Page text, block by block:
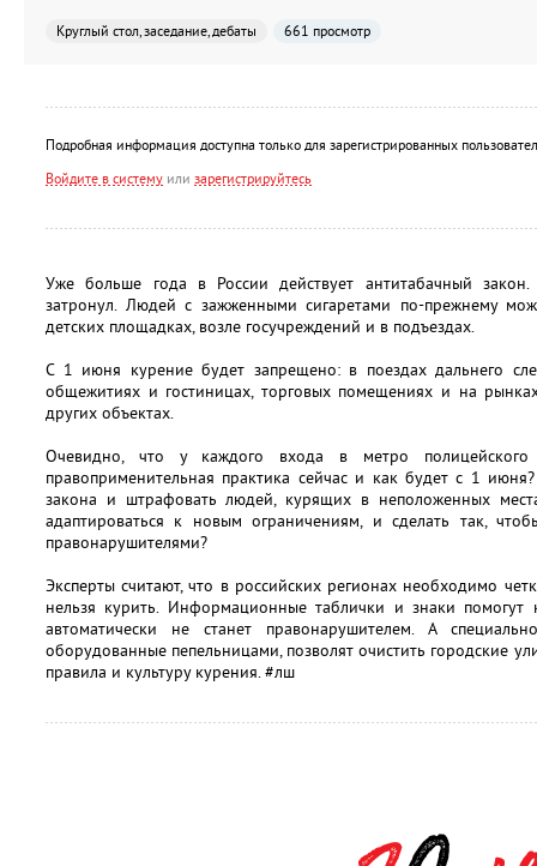
Круглый стол, заседание, дебаты 661 просмотр
Подробная информация доступна только для зарегистрированных
Войдите в систему или зарегистрируйтесь
Уже больше года в России действует антитабачный
затронул. Людей с зажженными сигаретами по-прежнему
детских площадках, возле госучреждений и в подъездах.
С 1 июня курение будет запрещено: в поездах дальнего
общежитиях и гостиницах, торговых помещениях и на
других объектах.
Очевидно, что у каждого входа в метро полицейского
правоприменительная практика сейчас и как будет с 1
закона и штрафовать людей, курящих в неположенных
адаптироваться к новым ограничениям, и сделать так,
правонарушителями?
Эксперты считают, что в российских регионах необходимо
нельзя курить. Информационные таблички и знаки помогут
автоматически не станет правонарушителем. А
оборудованные пепельницами, позволят очистить городские
правила и культуру курения. #лш